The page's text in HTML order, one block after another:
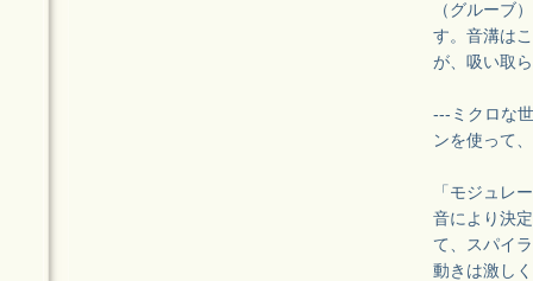
（グルーブ
す。音溝は
が、吸い取
---ミクロな
ンを使って
「モジュレ
音により決
て、スパイ
動きは激し